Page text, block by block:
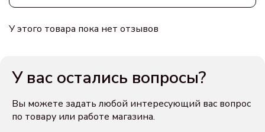
У этого товара пока нет отзывов
У вас остались вопросы?
Вы можете задать любой интересующий вас вопрос
по товару или работе магазина.